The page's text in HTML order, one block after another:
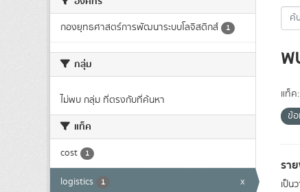
กองยุทธศาสตร์การพัฒนาระบบโลจิสติกส์ 1
กลุ่ม
ไม่พบ กลุ่ม ที่ตรงกับที่ค้นหา
แท็ค
cost 1
logistics 1 x
พ
แท็ค:
ข้
รา
เป็น